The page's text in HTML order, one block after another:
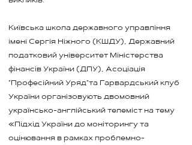
Київська школа державного управління
імені Сергія Ніжного (КШДУ), Державний
податковий університет Міністерства
фінансів України (ДПУ), Асоціація
"Професійний Уряд"та Гарвардський клуб
України організовують двомовний
українсько-англійський телеміст на тему
«Підхід України до моніторингу та
оцінювання в рамках проблемно-